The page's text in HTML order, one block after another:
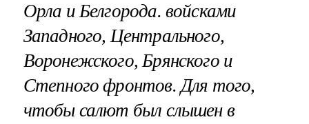
Орла и Белгорода. войсками
Западного, Центрального,
Воронежского, Брянского и
Степного фронтов. Для того,
чтобы салют был слышен в